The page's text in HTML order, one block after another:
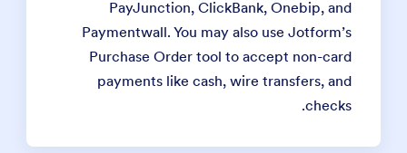
PayJunction, ClickBank, Onebip, and
Paymentwall. You may also use Jotform’s
Purchase Order tool to accept non-card
payments like cash, wire transfers, and
checks.